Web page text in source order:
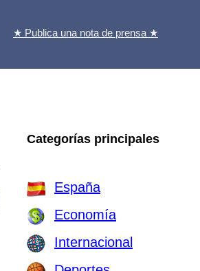
★ Publica una nota de prensa ★
Categorías principales
España
Economía
Internacional